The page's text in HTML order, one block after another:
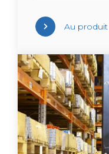
Au pro­duit